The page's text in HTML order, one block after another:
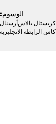
الوسوم:
كريستال بالاسأرسنال
كاس الرابطة الانجليزية